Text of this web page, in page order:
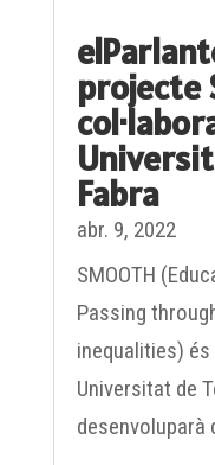
projecte
Fabra
abr. 9, 2022
SMOOTH
Passing
inequalities)
Universitat de
desenvoluparà